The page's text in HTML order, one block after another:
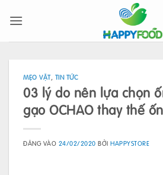
qua
MẸO VẶT, TIN TỨC
03 lý do nên lựa chọn
gạo OCHAO thay thế
ĐĂNG VÀO 24/02/2020 BỞIHAPPYSTORE